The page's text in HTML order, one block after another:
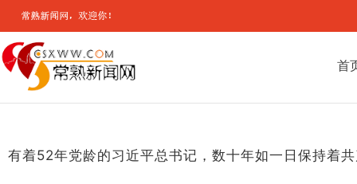
首
有着52年党龄的习近平总书记，数十年如一日保持着